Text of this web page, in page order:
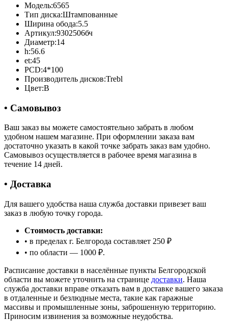
Модель:6565
Тип диска:Штампованные
Ширина обода:5.5
Артикул:9302506бч
Диаметр:14
h:56.6
et:45
PCD:4*100
Производитель дисков:Trebl
Цвет:B
• Самовывоз
Ваш заказ вы можете самостоятельно забрать в любом
удобном нашем магазине. При оформлении заказа вам
достаточно указать в какой точке забрать заказ вам удобно.
Самовывоз осуществляется в рабочее время магазина в
течение 14 дней.
• Доставка
Для вашего удобства наша служба доставки привезет ваш
заказ в любую точку города.
Стоимость доставки:
• в пределах г. Белгорода составляет 250 ₽
• по области — 1000 ₽.
Расписание доставки в населённые пункты Белгородской
области вы можете уточнить на странице доставки. Наша
служба доставки вправе отказать вам в доставке вашего заказа
в отдаленные и безлюдные места, такие как гаражные
массивы и промышленные зоны, заброшенную территорию.
Приносим извинения за возможные неудобства.